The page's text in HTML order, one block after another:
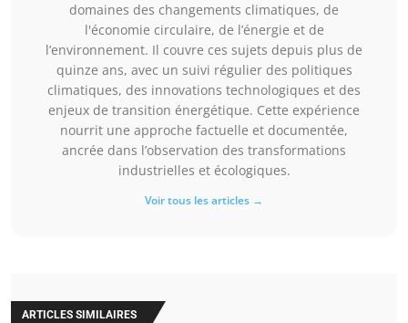
domaines des changements climatiques, de
l'économie circulaire, de l’énergie et de
l’environnement. Il couvre ces sujets depuis plus de
quinze ans, avec un suivi régulier des politiques
climatiques, des innovations technologiques et des
enjeux de transition énergétique. Cette expérience
nourrit une approche factuelle et documentée,
ancrée dans l’observation des transformations
industrielles et écologiques.
Voir tous les articles →
ARTICLES SIMILAIRES